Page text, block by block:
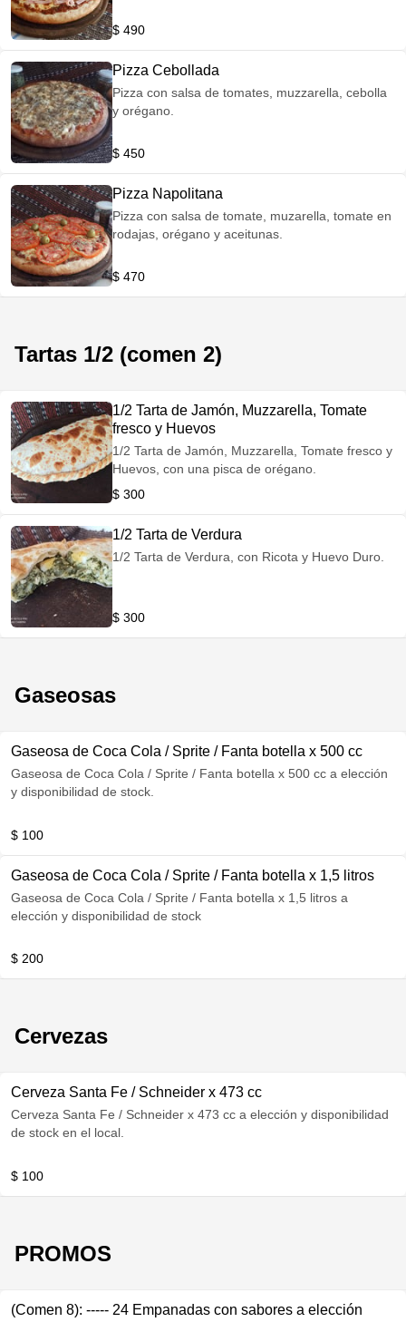
$ 490
Pizza Cebollada
Pizza con salsa de tomates, muzzarella, cebolla
y orégano.
$ 450
Pizza Napolitana
Pizza con salsa de tomate, muzarella, tomate en
rodajas, orégano y aceitunas.
$ 470
Tartas 1/2 (comen 2)
1/2 Tarta de Jamón, Muzzarella, Tomate
fresco y Huevos
1/2 Tarta de Jamón, Muzzarella, Tomate fresco y
Huevos, con una pisca de orégano.
$ 300
1/2 Tarta de Verdura
1/2 Tarta de Verdura, con Ricota y Huevo Duro.
$ 300
Gaseosas
Gaseosa de Coca Cola / Sprite / Fanta botella x 500 cc
Gaseosa de Coca Cola / Sprite / Fanta botella x 500 cc a elección
y disponibilidad de stock.
$ 100
Gaseosa de Coca Cola / Sprite / Fanta botella x 1,5 litros
Gaseosa de Coca Cola / Sprite / Fanta botella x 1,5 litros a
elección y disponibilidad de stock
$ 200
Cervezas
Cerveza Santa Fe / Schneider x 473 cc
Cerveza Santa Fe / Schneider x 473 cc a elección y disponibilidad
de stock en el local.
$ 100
PROMOS
(Comen 8): ----- 24 Empanadas con sabores a elección